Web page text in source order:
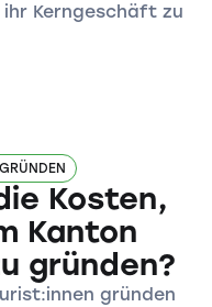
Kerngeschäft zu
Kosten,
Kanton
gründen?
gründen